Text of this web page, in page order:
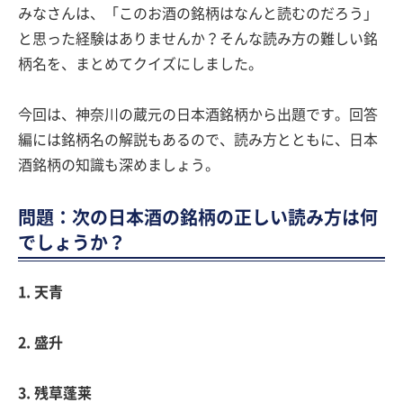
みなさんは、「このお酒の銘柄はなんと読むのだろう」
と思った経験はありませんか？そんな読み方の難しい銘
柄名を、まとめてクイズにしました。
今回は、神奈川の蔵元の日本酒銘柄から出題です。回答
編には銘柄名の解説もあるので、読み方とともに、日本
酒銘柄の知識も深めましょう。
問題：次の日本酒の銘柄の正しい読み方は何
でしょうか？
1. 天青
2. 盛升
3. 残草蓬莱